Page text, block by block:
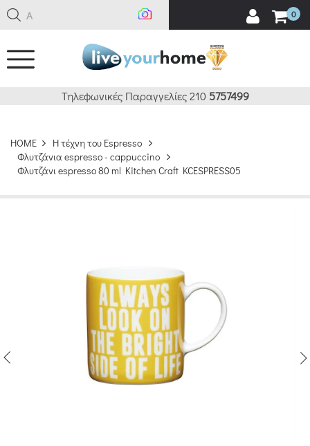
Ανα 0
Τηλεφωνικές Παραγγελίες 210 5757499
HOME
H τέχνη του Espresso
Φλυτζάνια espresso - cappuccino
Φλυτζάνι espresso 80 ml Kitchen Craft KCESPRESS05